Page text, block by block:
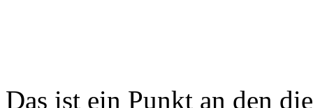
Das ist ein Punkt an den